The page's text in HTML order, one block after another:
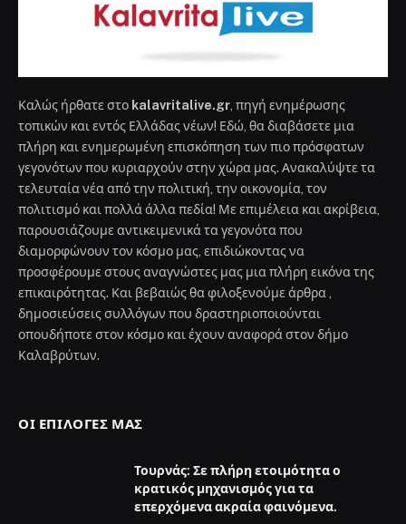
Καλώς ήρθατε στο kalavritalive.gr , πηγή ενημέρωσης
τοπικών και εντός Ελλάδας νέων! Εδώ, θα διαβάσετε μια
πλήρη και ενημερωμένη επισκόπηση των πιο πρόσφατων
γεγονότων που κυριαρχούν στην χώρα μας. Ανακαλύψτε τα
τελευταία νέα από την πολιτική, την οικονομία, τον
πολιτισμό και πολλά άλλα πεδία! Με επιμέλεια και ακρίβεια,
παρουσιάζουμε αντικειμενικά τα γεγονότα που
διαμορφώνουν τον κόσμο μας, επιδιώκοντας να
προσφέρουμε στους αναγνώστες μας μια πλήρη εικόνα της
επικαιρότητας. Και βεβαιώς θα φιλοξενούμε άρθρα ,
δημοσιεύσεις συλλόγων που δραστηριοποιούνται
οπουδήποτε στον κόσμο και έχουν αναφορά στον δήμο
Καλαβρύτων.
ΟΙ ΕΠΙΛΟΓΈΣ ΜΑΣ
Τουρνάς: Σε πλήρη ετοιμότητα ο
κρατικός μηχανισμός για τα
επερχόμενα ακραία φαινόμενα.